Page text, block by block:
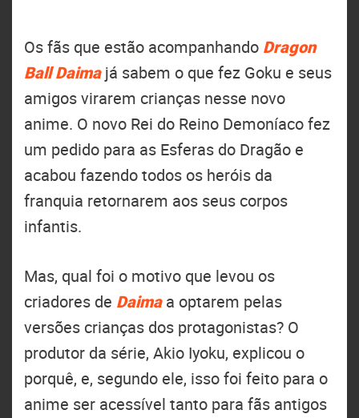
Os fãs que estão acompanhando Dragon
Ball Daimajá sabem o que fez Goku e seus
amigos virarem crianças nesse novo
anime. O novo Rei do Reino Demoníaco fez
um pedido para as Esferas do Dragão e
acabou fazendo todos os heróis da
franquia retornarem aos seus corpos
infantis.
Mas, qual foi o motivo que levou os
criadores de Daimaa optarem pelas
versões crianças dos protagonistas? O
produtor da série, Akio Iyoku, explicou o
porquê, e, segundo ele, isso foi feito para o
anime ser acessível tanto para fãs antigos